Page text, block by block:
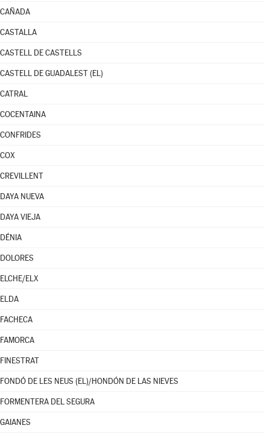
CAÑADA
CASTALLA
CASTELL DE CASTELLS
CASTELL DE GUADALEST (EL)
CATRAL
COCENTAINA
CONFRIDES
COX
CREVILLENT
DAYA NUEVA
DAYA VIEJA
DÉNIA
DOLORES
ELCHE/ELX
ELDA
FACHECA
FAMORCA
FINESTRAT
FONDÓ DE LES NEUS (EL)/HONDÓN DE LAS NIEVES
FORMENTERA DEL SEGURA
GAIANES